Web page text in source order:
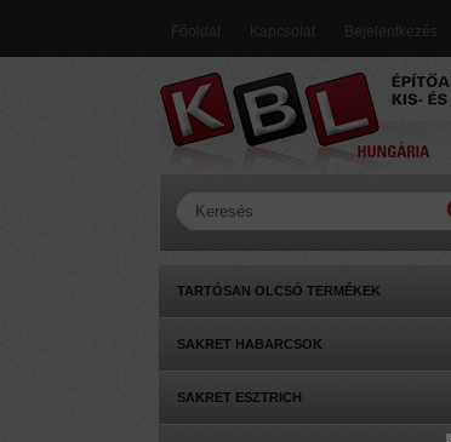
Főoldal Kapcsolat Bejelentkezés
TARTÓSAN OLCSÓ TERMÉKEK
SAKRET HABARCSOK
SAKRET ESZTRICH